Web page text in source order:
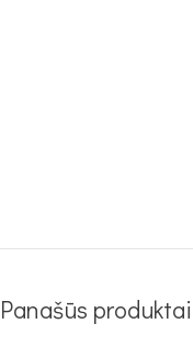
Panašūs produktai